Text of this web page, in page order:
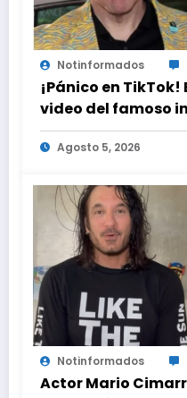
Notinformados
¡Pánico en
video del famoso
Hilton que obligó
ayuda médica
Agosto 5, 2026
Notinformados
Actor Mario